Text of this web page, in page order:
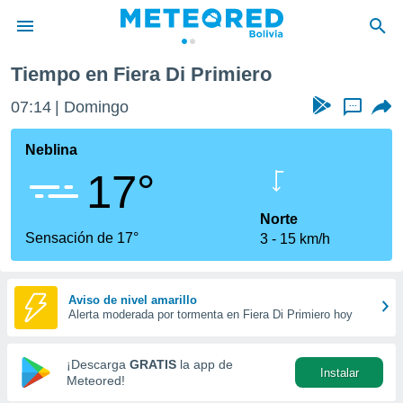
de
ha
calidad.
a este
las
y
forma
digital
basada
Tiempo en Fiera Di Primiero
07:14 Domingo ...
Neblina
17°
Sensación de 17°
Norte
3
15 km/h
Aviso de nivel amarillo
Alerta moderada por tormenta en Fiera Di Primiero hoy
¡Descarga GRATIS la app de
Meteored!
Instalar